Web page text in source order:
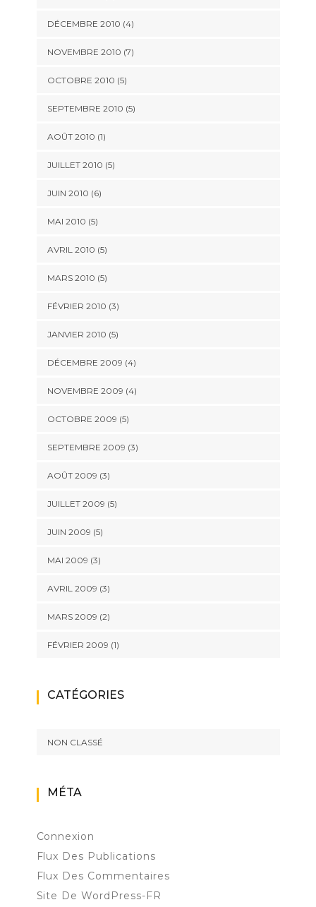
DÉCEMBRE 2010 (4)
NOVEMBRE 2010 (7)
OCTOBRE 2010 (5)
SEPTEMBRE 2010 (5)
AOÛT 2010 (1)
JUILLET 2010 (5)
JUIN 2010 (6)
MAI 2010 (5)
AVRIL 2010 (5)
MARS 2010 (5)
FÉVRIER 2010 (3)
JANVIER 2010 (5)
DÉCEMBRE 2009 (4)
NOVEMBRE 2009 (4)
OCTOBRE 2009 (5)
SEPTEMBRE 2009 (3)
AOÛT 2009 (3)
JUILLET 2009 (5)
JUIN 2009 (5)
MAI 2009 (3)
AVRIL 2009 (3)
MARS 2009 (2)
FÉVRIER 2009 (1)
CATÉGORIES
NON CLASSÉ
MÉTA
Connexion
Flux Des Publications
Flux Des Commentaires
Site De WordPress-FR